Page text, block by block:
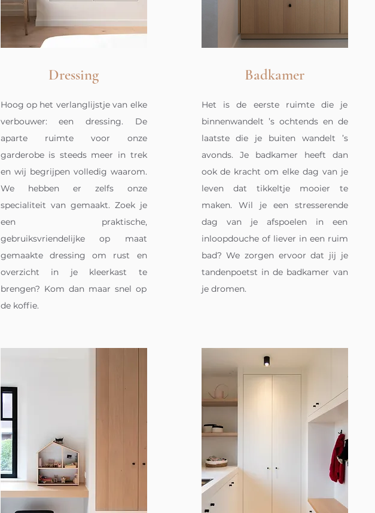
Dressing
Hoog op het verlanglijstje van elke
verbouwer: een dressing. De
aparte ruimte voor onze
garderobe is steeds meer in trek
en wij begrijpen volledig waarom.
We hebben er zelfs onze
specialiteit van gemaakt. Zoek je
een praktische,
gebruiksvriendelijke op maat
gemaakte dressing om rust en
overzicht in je kleerkast te
brengen? Kom dan maar snel op
de koffie.
Badkamer
Het is de eerste ruimte die je
binnenwandelt ’s ochtends en de
laatste die je buiten wandelt ’s
avonds. Je badkamer heeft dan
ook de kracht om elke dag van je
leven dat tikkeltje mooier te
maken. Wil je een stresserende
dag van je afspoelen in een
inloopdouche of liever in een ruim
bad? We zorgen ervoor dat jij je
tandenpoetst in de badkamer van
je dromen.